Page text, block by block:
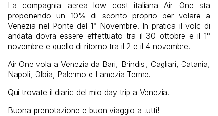
La compagnia aerea low cost italiana Air One sta
proponendo un 10% di sconto proprio per volare a
Venezia nel Ponte del 1° Novembre. In pratica il volo di
andata dovrà essere effettuato tra il 30 ottobre e il 1°
novembre e quello di ritorno tra il 2 e il 4 novembre.
Air One vola a Venezia da Bari, Brindisi, Cagliari, Catania,
Napoli, Olbia, Palermo e Lamezia Terme.
Qui trovate il diario del mio day trip a Venezia.
Buona prenotazione e buon viaggio a tutti!